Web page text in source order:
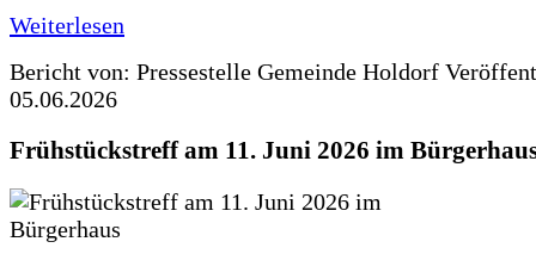
Weiterlesen
Bericht von: Pressestelle Gemeinde Holdorf
05.06.2026
Frühstückstreff am 11. Juni 2026 im